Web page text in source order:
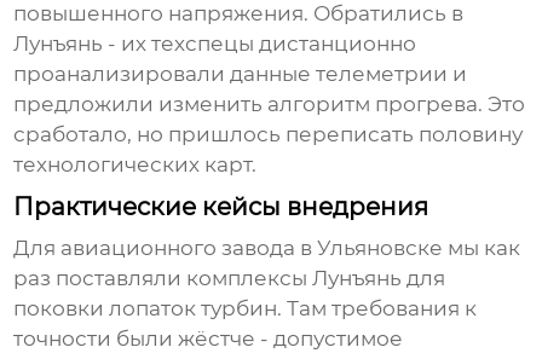
повышенного напряжения. Обратились в
Лунъянь - их техспецы дистанционно
проанализировали данные телеметрии и
предложили изменить алгоритм прогрева. Это
сработало, но пришлось переписать половину
технологических карт.
Практические кейсы внедрения
Для авиационного завода в Ульяновске мы как
раз поставляли комплексы Лунъянь для
поковки лопаток турбин. Там требования к
точности были жёстче - допустимое